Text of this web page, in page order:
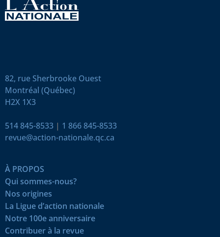
82, rue Sherbrooke Ouest
Montréal (Québec)
H2X 1X3
514 845-8533 | 1 866 845-8533
revue@action-nationale.qc.ca
À PROPOS
Qui sommes-nous?
Nos origines
La Ligue d’action nationale
Notre 100e anniversaire
Contribuer à la revue